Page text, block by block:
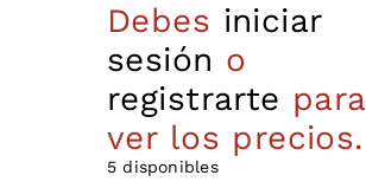
Debes iniciar
sesión o
registrarte para
ver los precios.
5 disponibles